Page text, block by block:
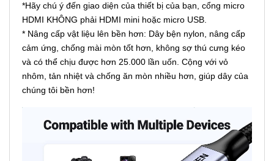
*Hãy chú ý đến giao diện của thiết bị của bạn, cổng micro
HDMI KHÔNG phải HDMI mini hoặc micro USB.
* Nâng cấp vật liệu lên bền hơn: Dây bện nylon, nâng cấp
cảm ứng, chống mài mòn tốt hơn, không sợ thú cưng kéo
và có thể chịu được hơn 25.000 lần uốn. Cộng với vỏ
nhôm, tản nhiệt và chống ăn mòn nhiều hơn, giúp dây của
chúng tôi bền hơn!